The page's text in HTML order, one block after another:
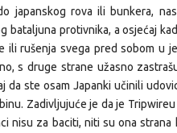
japanskog rova ili bunkera,
bataljuna protivnika, a osjećaj
ili rušenja svega pred sobom u
s druge strane užasno
da ste osam Japanki učinili
Zadivljujuće je da je
nisu za baciti, niti su ona